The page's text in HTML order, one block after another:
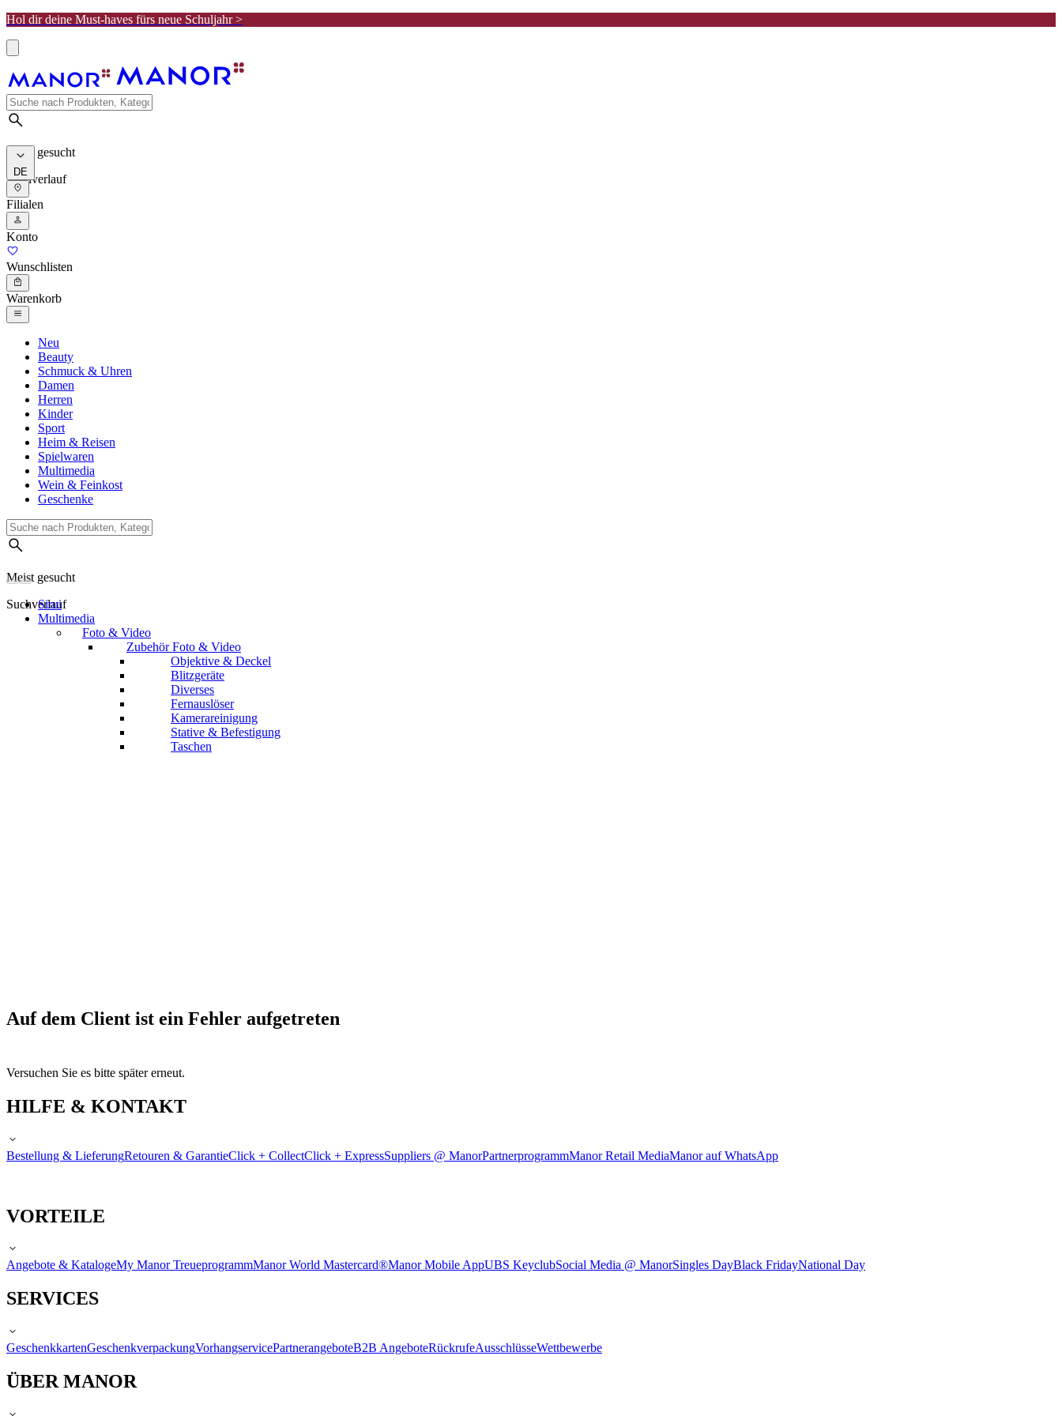
Hol dir deine Must-haves fürs neue Schuljahr >
Meist gesucht
Suchverlauf
DE
Filialen
Konto
Wunschlisten
Warenkorb
Neu
Beauty
Schmuck & Uhren
Damen
Herren
Kinder
Sport
Heim & Reisen
Spielwaren
Multimedia
Wein & Feinkost
Geschenke
Meist gesucht
Suchverlauf
Sirui
Multimedia
Foto & Video
Zubehör Foto & Video
Objektive & Deckel
Blitzgeräte
Diverses
Fernauslöser
Kamerareinigung
Stative & Befestigung
Taschen
Auf dem Client ist ein Fehler aufgetreten
Versuchen Sie es bitte später erneut.
HILFE & KONTAKT
Bestellung & LieferungRetouren & GarantieClick + CollectClick + ExpressSuppliers @ ManorPartnerprogrammManor Retail MediaManor auf WhatsApp
VORTEILE
Angebote & KatalogeMy Manor TreueprogrammManor World Mastercard®Manor Mobile AppUBS KeyclubSocial Media @ ManorSingles DayBlack FridayNational Day
SERVICES
GeschenkkartenGeschenkverpackungVorhangservicePartnerangeboteB2B AngeboteRückrufeAusschlüsseWettbewerbe
ÜBER MANOR